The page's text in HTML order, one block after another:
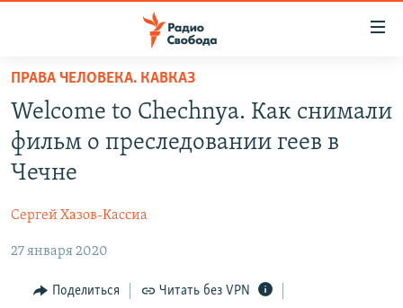
упрощенного
доступа
Вернуться
основному
Вернутся
навигации
ПРОГРАММЫ
ПОДКАСТЫ
АВТОРСКИЕ ПРОЕКТЫ
МНЕНИЯ
КУЛЬТУРА
IDEL.РЕАЛИИ
ПРАВА ЧЕЛОВЕКА. КАВКАЗ
Welcome to Chechnya. Как снимали
фильм о преследовании геев в
Чечне
Сергей Хазов-Кассиа
27 января 2020
Поделиться Читать без VPN